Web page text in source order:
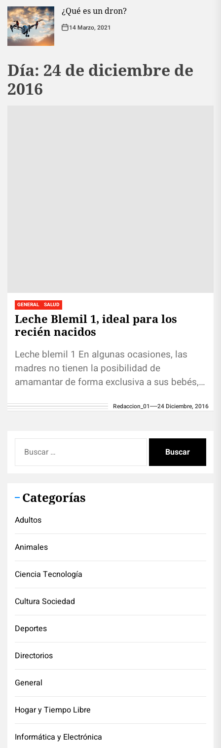
¿Qué es un dron?
14 Marzo, 2021
Día: 24 de diciembre de
2016
GENERAL SALUD
Leche Blemil 1, ideal para los
recién nacidos
Leche blemil 1 En algunas ocasiones, las
madres no tienen la posibilidad de
amamantar de forma exclusiva a sus bebés,
Redaccion_01 24 Diciembre, 2016
Categorías
Adultos
Animales
Ciencia Tecnología
Cultura Sociedad
Deportes
Directorios
General
Hogar y Tiempo Libre
Informática y Electrónica